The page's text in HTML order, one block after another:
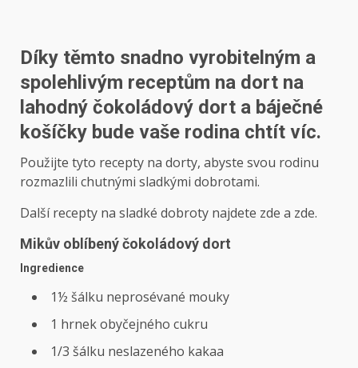
Díky těmto snadno vyrobitelným a
spolehlivým receptům na dort na
lahodný čokoládový dort a báječné
košíčky bude vaše rodina chtít víc.
Použijte tyto recepty na dorty, abyste svou rodinu
rozmazlili chutnými sladkými dobrotami.
Další recepty na sladké dobroty najdete zde a zde.
Mikův oblíbený čokoládový dort
Ingredience
1½ šálku neprosévané mouky
1 hrnek obyčejného cukru
1/3 šálku neslazeného kakaa